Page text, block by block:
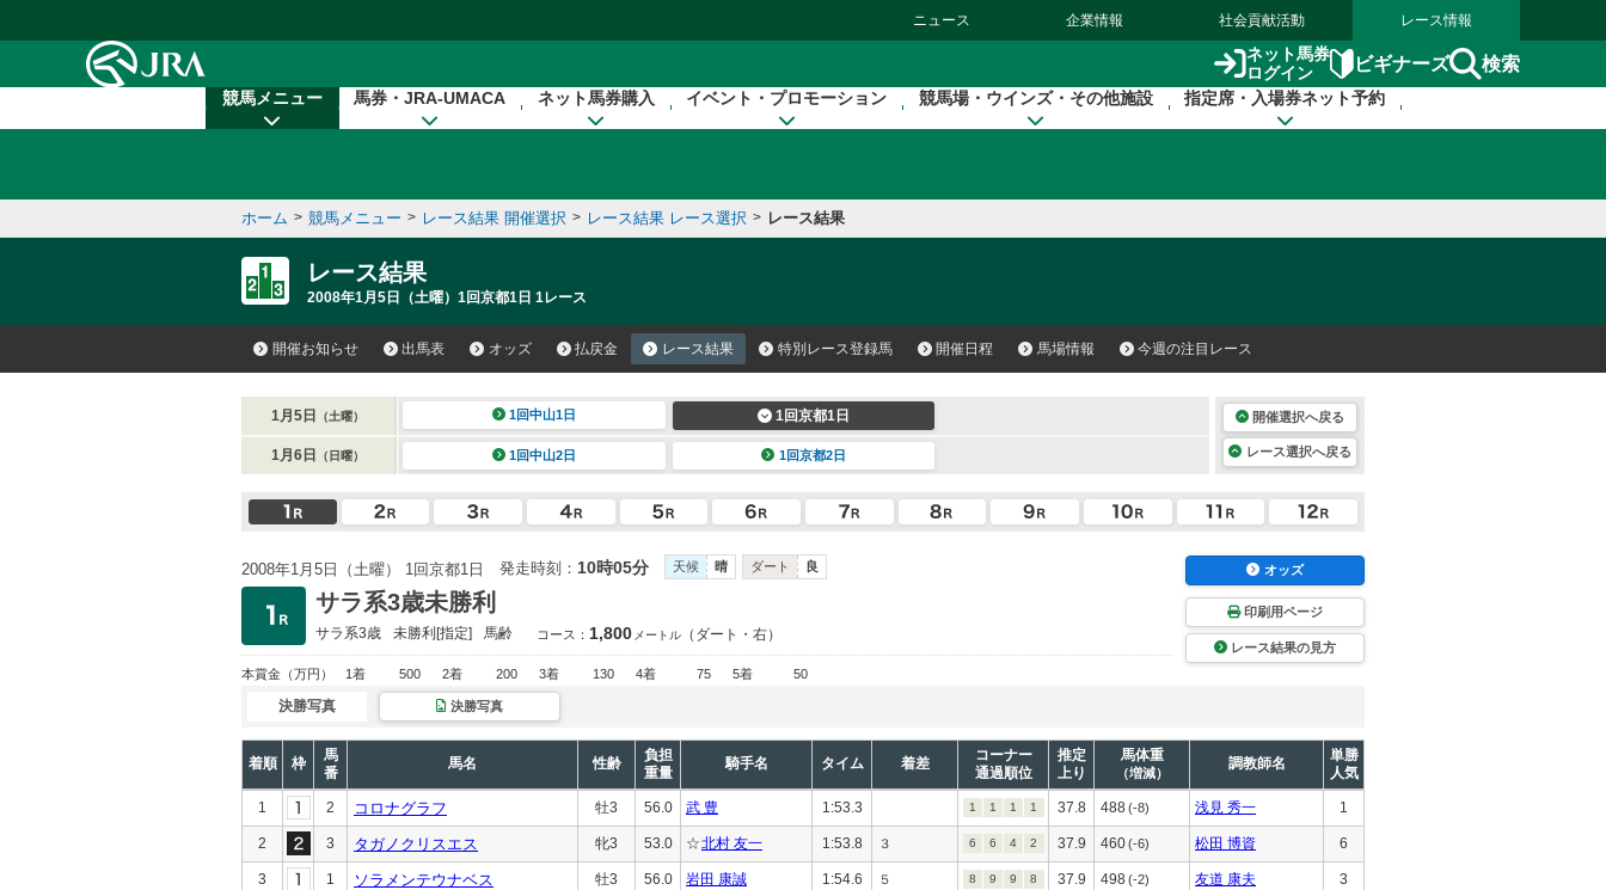
ニュース 企業情報 社会貢献活動 レース情報
ネット馬券
ログイン
ビギナーズ 検索
競馬メニュー 馬券・JRA-UMACA ネット馬券購入 イベント・プロモーション 競馬場・ウインズ・その他施設 指定席・入場券ネット予約
ホーム > 競馬メニュー > レース結果 開催選択 > レース結果 レース選択 > レース結果
レース結果
2008年1月5日（土曜）1回京都1日 1レース
開催お知らせ 出馬表 オッズ 払戻金 レース結果 特別レース登録馬 開催日程 馬場情報 今週の注目レース
1月5日 （土曜） 1回中山1日 1回京都1日
1月6日 （日曜） 1回中山2日 1回京都2日
開催選択へ戻る
レース選択へ戻る
2008年1月5日（土曜） 1回京都1日 発走時刻： 10時05分 天候 晴 ダート 良
サラ系3歳未勝利
サラ系3歳 未勝利[指定] 馬齢 コース： 1,800 メートル （ダート・右）
本賞金 （万円） 1着 500 2着 200 3着 130 4着 75 5着 50
オッズ
印刷用ページ
レース結果の見方
決勝写真 決勝写真
着順 枠
馬
番
馬名 性齢
負担
重量
騎手名 タイム 着差
コーナー
通過順位
推定
上り
馬体重
（増減）
調教師名
単勝
人気
1 2 コロナグラフ 牡3 56.0 武 豊 1:53.3 1 1 1 1 37.8 488(-8) 浅見 秀一 1
2 3 タガノクリスエス 牝3 53.0 ☆北村 友一 1:53.8 ３ 6 6 4 2 37.9 460(-6) 松田 博資 6
3 1 ソラメンテウナベス 牡3 56.0 岩田 康誠 1:54.6 ５ 8 9 9 8 37.9 498(-2) 友道 康夫 3